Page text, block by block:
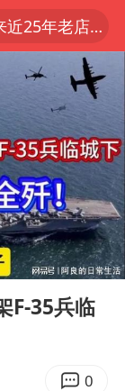
于东来回应胖东来近25年老店年底关闭
上半年我国经营主体结构持续优化
阵容官宣
陈幸同2比4张本美和 国乒双线丢冠
津冀暴雨
者拦截导弹
请引热议
上门女婿出轨女邻居多年被判重婚罪
10:29
F-35兵临
0